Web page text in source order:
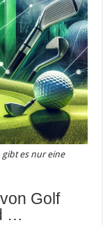
es nur eine
Golf
…